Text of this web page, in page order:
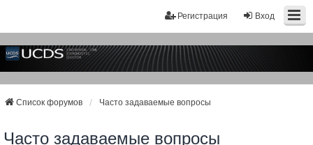
Вход
Регистрация
Список форумов Часто задаваемые вопросы
Часто задаваемые вопросы